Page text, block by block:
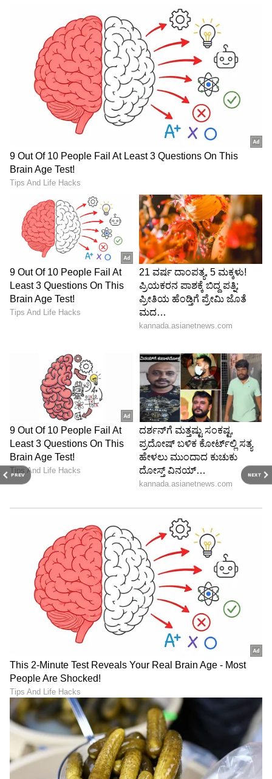
PREV NEXT